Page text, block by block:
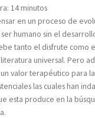
14minutos
en un proceso de
humano sin el
tanto el disfrute como
universal. Pero
valor terapéutico para
las cuales han
esta produce en la